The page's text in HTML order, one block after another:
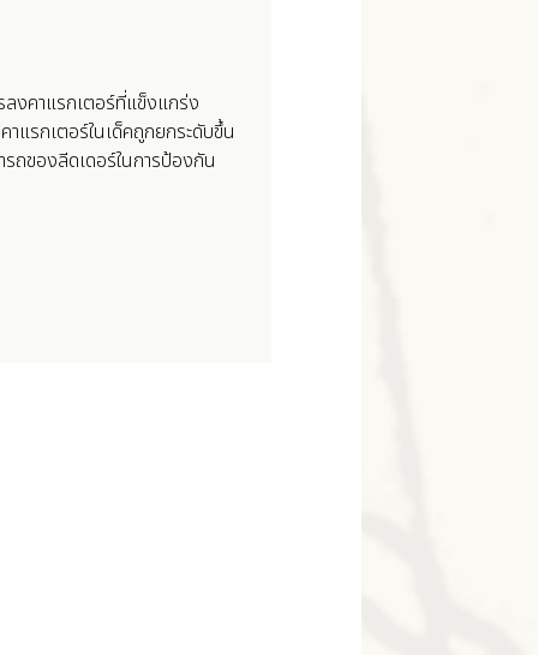
งคาแรกเตอร์ที่แข็งแกร่ง
แรกเตอร์ในเด็คถูกยกระดับขึ้น
ถของลีดเดอร์ในการป้องกัน